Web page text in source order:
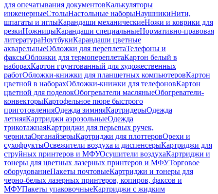
для опечатывания документовКалькуляторы
инженерныеСтолыНастольные наборыНаушникиНити,
шпагаты и иглыКарандаши механическиеНожи и коврики для
резкиНожницыКарандаши специальныеНормативно-правовая
литератураНоутбукиКарандаши цветные
акварельныеОбложки для переплетаТелефоны и
факсыОбложки для термопереплетаКартон белый в
наборахКартон грунтованный для художественных
работОбложки-книжки для планшетных компьютеровКартон
цветной в наборахОбложки-книжки для телефоновКартон
цветной для поделокОбогреватели масляныеОбогреватели-
конвекторыКартофельное пюре быстрого
приготовленияОдежда зимняяКартридерыОдежда
летняяКартриджи аэрозольныеОдежда
трикотажнаяКартриджи для перьевых ручек,
чернилаОрганайзерыКартриджи для плоттеровОрехи и
сухофруктыОсвежители воздуха и диспенсерыКартриджи для
струйных принтеров и МФУОсушители воздухаКартриджи и
тонеры для цветных лазерных принтеров и МФУТорговое
оборудованиеПакеты почтовыеКартриджи и тонеры для
черно-белых лазерных принтеров, копиров, факсов и
МФУПакеты упаковочныеКартриджи с жидким